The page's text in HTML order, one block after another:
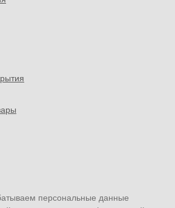
персональные данные